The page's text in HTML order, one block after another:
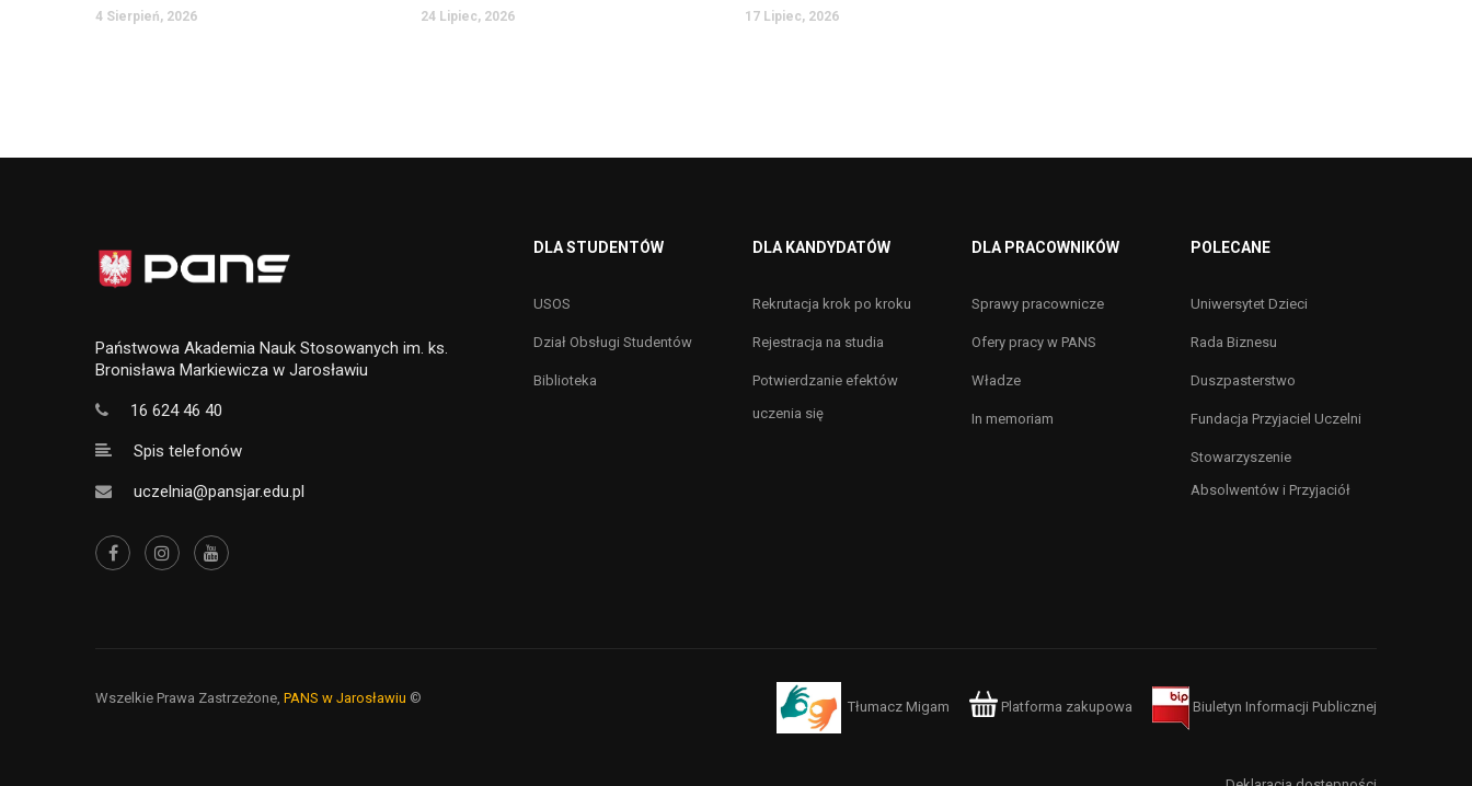
4 Sierpień, 2026 24 Lipiec, 2026 17 Lipiec, 2026
Państwowa Akademia Nauk Stosowanych im. ks.
Bronisława Markiewicza w Jarosławiu
16 624 46 40
Spis telefonów
uczelnia@pansjar.edu.pl
DLA STUDENTÓW
USOS
Dział Obsługi Studentów
Biblioteka
DLA KANDYDATÓW
Rekrutacja krok po kroku
Rejestracja na studia
Potwierdzanie efektów
uczenia się
DLA PRACOWNIKÓW
Sprawy pracownicze
Ofery pracy w PANS
Władze
In memoriam
POLECANE
Uniwersytet Dzieci
Rada Biznesu
Duszpasterstwo
Fundacja Przyjaciel Uczelni
Stowarzyszenie
Absolwentów i Przyjaciół
Wszelkie Prawa Zastrzeżone, PANS w Jarosławiu ©
Tłumacz Migam Platforma zakupowa Biuletyn Informacji Publicznej